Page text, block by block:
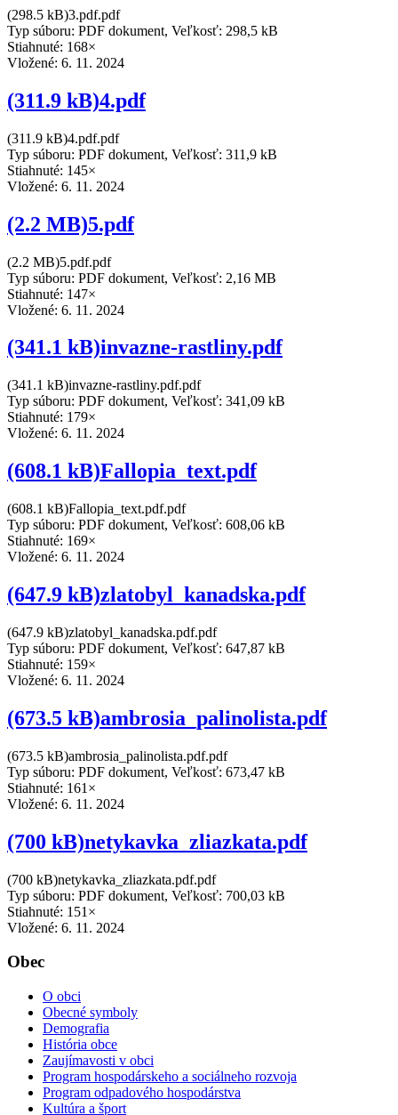
(298.5 kB)3.pdf.pdf
Typ súboru: PDF dokument, Veľkosť: 298,5 kB
Stiahnuté: 168×
Vložené: 6. 11. 2024
(311.9 kB)4.pdf
(311.9 kB)4.pdf.pdf
Typ súboru: PDF dokument, Veľkosť: 311,9 kB
Stiahnuté: 145×
Vložené: 6. 11. 2024
(2.2 MB)5.pdf
(2.2 MB)5.pdf.pdf
Typ súboru: PDF dokument, Veľkosť: 2,16 MB
Stiahnuté: 147×
Vložené: 6. 11. 2024
(341.1 kB)invazne-rastliny.pdf
(341.1 kB)invazne-rastliny.pdf.pdf
Typ súboru: PDF dokument, Veľkosť: 341,09 kB
Stiahnuté: 179×
Vložené: 6. 11. 2024
(608.1 kB)Fallopia_text.pdf
(608.1 kB)Fallopia_text.pdf.pdf
Typ súboru: PDF dokument, Veľkosť: 608,06 kB
Stiahnuté: 169×
Vložené: 6. 11. 2024
(647.9 kB)zlatobyl_kanadska.pdf
(647.9 kB)zlatobyl_kanadska.pdf.pdf
Typ súboru: PDF dokument, Veľkosť: 647,87 kB
Stiahnuté: 159×
Vložené: 6. 11. 2024
(673.5 kB)ambrosia_palinolista.pdf
(673.5 kB)ambrosia_palinolista.pdf.pdf
Typ súboru: PDF dokument, Veľkosť: 673,47 kB
Stiahnuté: 161×
Vložené: 6. 11. 2024
(700 kB)netykavka_zliazkata.pdf
(700 kB)netykavka_zliazkata.pdf.pdf
Typ súboru: PDF dokument, Veľkosť: 700,03 kB
Stiahnuté: 151×
Vložené: 6. 11. 2024
Obec
O obci
Obecné symboly
Demografia
História obce
Zaujímavosti v obci
Program hospodárskeho a sociálneho rozvoja
Program odpadového hospodárstva
Kultúra a šport